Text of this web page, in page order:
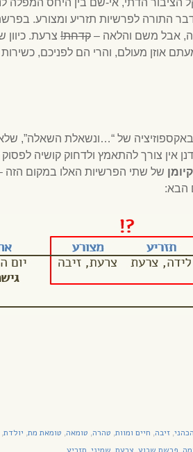
הדתי, אי-שם בין היחס המפלה
התורה לפרשיות תזריע ומצורע.
אבל משם והלאה – קדחת! צרעת.
אוזן מעולם, והרי הם לפניכם, כשירות
של “…ונשאלת השאלה”,
אין צורך להתאמץ ולדחוק קושיה
של שתי הפרשיות האלו במקום הזה –
הבא:
, זיבה, חיים ומוות, טהרה, טומאה, טומאת מת, יולדת,
,
,
,
,